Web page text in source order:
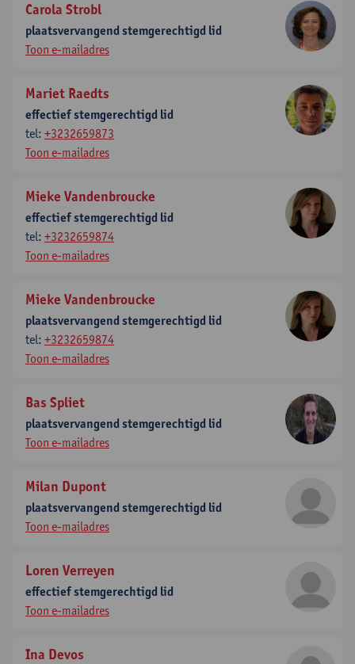
Carola Strobl
plaatsvervangend stemgerechtigd lid
Toon e-mailadres
Mariet Raedts
effectief stemgerechtigd lid
tel: +3232659873
Toon e-mailadres
Mieke Vandenbroucke
effectief stemgerechtigd lid
tel: +3232659874
Toon e-mailadres
Mieke Vandenbroucke
plaatsvervangend stemgerechtigd lid
tel: +3232659874
Toon e-mailadres
Bas Spliet
plaatsvervangend stemgerechtigd lid
Toon e-mailadres
Milan Dupont
plaatsvervangend stemgerechtigd lid
Toon e-mailadres
Loren Verreyen
effectief stemgerechtigd lid
Toon e-mailadres
Ina Devos